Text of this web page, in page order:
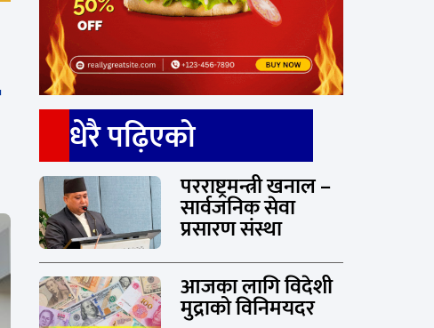
धेरै पढ़िएको
परराष्ट्रमन्त्री खनाल –
सार्वजनिक सेवा
प्रसारण संस्था
आजका लागि विदेशी
मुद्राको विनिमयदर